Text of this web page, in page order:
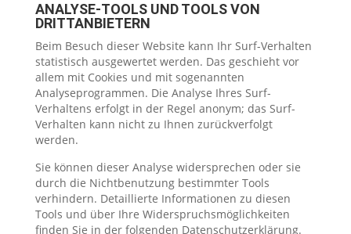
ANALYSE-TOOLS UND TOOLS VON
DRITTANBIETERN
Beim Besuch dieser Website kann Ihr Surf-Verhalten
statistisch ausgewertet werden. Das geschieht vor
allem mit Cookies und mit sogenannten
Analyseprogrammen. Die Analyse Ihres Surf-
Verhaltens erfolgt in der Regel anonym; das Surf-
Verhalten kann nicht zu Ihnen zurückverfolgt
werden.
Sie können dieser Analyse widersprechen oder sie
durch die Nichtbenutzung bestimmter Tools
verhindern. Detaillierte Informationen zu diesen
Tools und über Ihre Widerspruchsmöglichkeiten
finden Sie in der folgenden Datenschutzerklärung.